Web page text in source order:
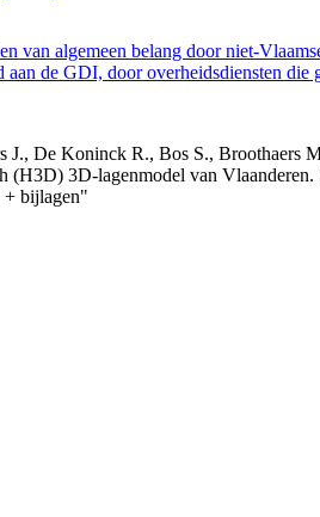
van algemeen belang door niet-
aan de GDI, door overheidsdiensten
J., De Koninck R., Bos S.,
3D-lagenmodel van
+ bijlagen"